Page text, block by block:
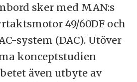
sker med MAN:s
49/60DF och
system (DAC). Utöver
konceptstudien
även utbyte av